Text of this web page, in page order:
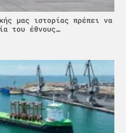
μας ιστορίας πρέπει να
του έθνους…